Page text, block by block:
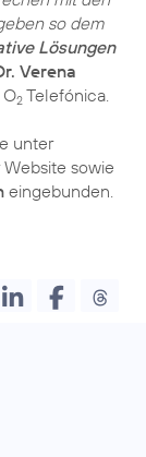
so dem
Lösungen
Verena
2 Telefónica.
unter
Website sowie
eingebunden.